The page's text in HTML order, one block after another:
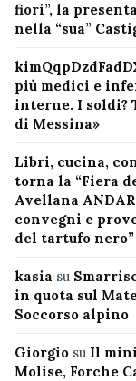
fiori”, la
nella “sua”
più medici e
interne. I soldi?
di Messina»
Libri, cucina,
torna la “Fiera
Avellana
convegni e
del tartufo
kasia su
in quota sul
Soccorso alpino
Giorgio su Il
Molise, Forche